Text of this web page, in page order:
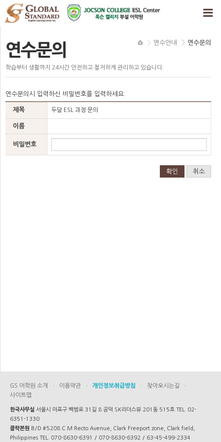
연수안내 연수문의
연수문의
학습부터 생활까지 24시간 안전하고 철저하게 관리하고 있습니다.
연수문의시 입력하신 비밀번호를 입력하세요.
제목 두달 ESL 과정 문의
이름
비밀번호
확인 취소
GS 어학원 소개 · 이용약관 · 개인정보취급방침 · 찾아오시는길
·
사이트맵
한국사무실 서울시 마포구 백범로 31길 8 공덕 SK리더스뷰 201동 515호 TEL. 02-
6351-1330
클락본원
B/D #5208 C.M Recto Avenue, Clark Freeport zone, Clark field,
Philippines TEL. 070-8630-6391 / 070-8630-6392 / 63-45-499-2334